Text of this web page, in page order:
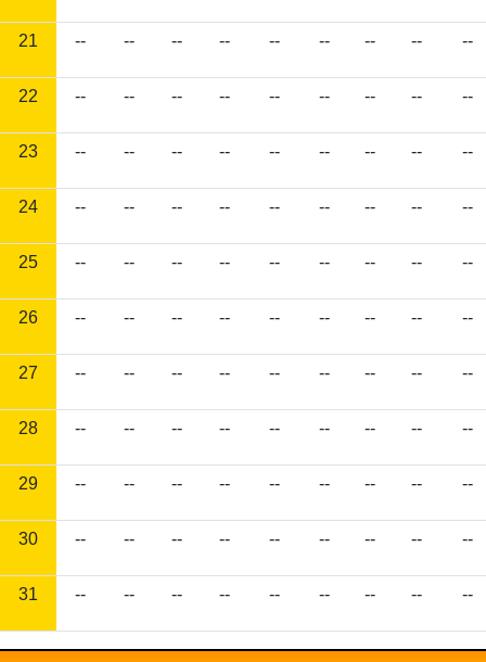
21 -- -- -- -- -- -- -- -- --
22 -- -- -- -- -- -- -- -- --
23 -- -- -- -- -- -- -- -- --
24 -- -- -- -- -- -- -- -- --
25 -- -- -- -- -- -- -- -- --
26 -- -- -- -- -- -- -- -- --
27 -- -- -- -- -- -- -- -- --
28 -- -- -- -- -- -- -- -- --
29 -- -- -- -- -- -- -- -- --
30 -- -- -- -- -- -- -- -- --
31 -- -- -- -- -- -- -- -- --